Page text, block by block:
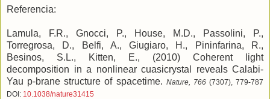
Referencia:
Lamula, F.R., Gnocci, P., House, M.D., Passolini, P.,
Torregrosa, D., Belfi, A., Giugiaro, H., Pininfarina, R.,
Besinos, S.L., Kitten, E., (2010) Coherent light
decomposition in a nonlinear cuasicrystal reveals Calabi-
Yau p-brane structure of spacetime. Nature, 766(7307), 779-787
DOI: 10.1038/nature31415